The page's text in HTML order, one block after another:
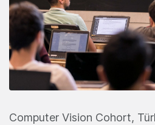
Computer Vision Cohort,